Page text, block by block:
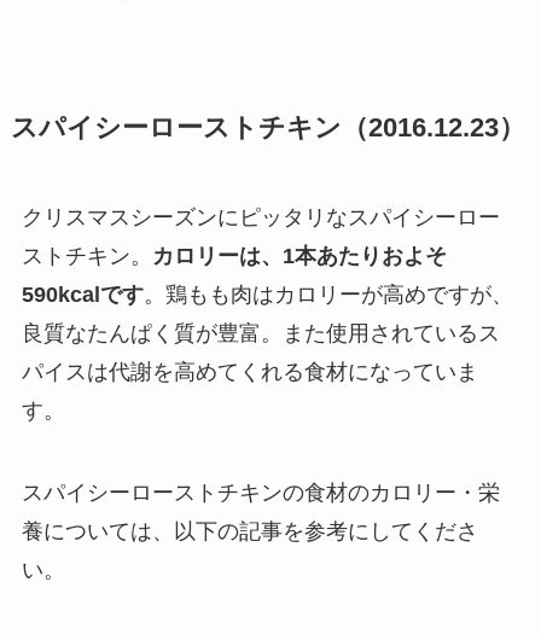
スパイシーローストチキン（2016.12.23）
クリスマスシーズンにピッタリなスパイシーロー
ストチキン。
カロリーは、1本あたりおよそ
590kcalです。鶏もも肉はカロリーが高めですが、
良質なたんぱく質が豊富。また使用されているス
パイスは代謝を高めてくれる食材になっていま
す。
スパイシーローストチキンの食材のカロリー・栄
養については、以下の記事を参考にしてくださ
い。